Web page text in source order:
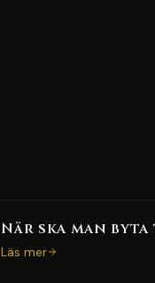
När ska man
Läs mer